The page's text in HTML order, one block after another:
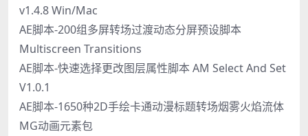
v1.4.8 Win/Mac
AE脚本-200组多屏转场过渡动态分屏预设脚本
Multiscreen Transitions
AE脚本-快速选择更改图层属性脚本 AM Select And Set
V1.0.1
AE脚本-1650种2D手绘卡通动漫标题转场烟雾火焰流体
MG动画元素包